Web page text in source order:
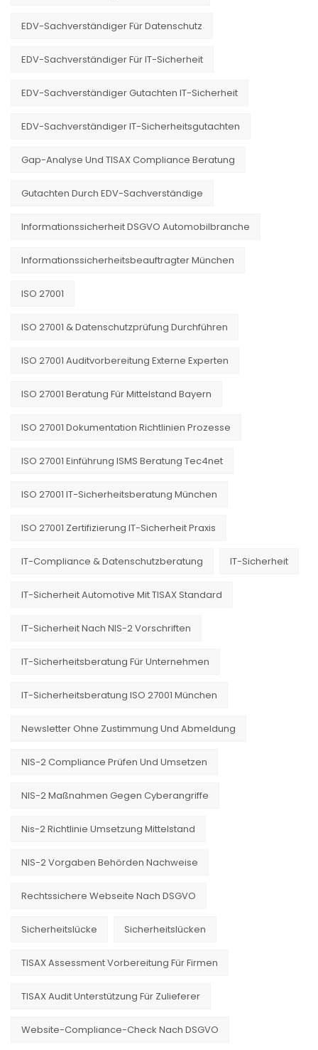
EDV-Sachverständiger Für Datenschutz
EDV-Sachverständiger Für IT-Sicherheit
EDV-Sachverständiger Gutachten IT-Sicherheit
EDV-Sachverständiger IT-Sicherheitsgutachten
Gap-Analyse Und TISAX Compliance Beratung
Gutachten Durch EDV-Sachverständige
Informationssicherheit DSGVO Automobilbranche
Informationssicherheitsbeauftragter München
ISO 27001
ISO 27001 & Datenschutzprüfung Durchführen
ISO 27001 Auditvorbereitung Externe Experten
ISO 27001 Beratung Für Mittelstand Bayern
ISO 27001 Dokumentation Richtlinien Prozesse
ISO 27001 Einführung ISMS Beratung Tec4net
ISO 27001 IT-Sicherheitsberatung München
ISO 27001 Zertifizierung IT-Sicherheit Praxis
IT-Compliance & Datenschutzberatung IT-Sicherheit
IT-Sicherheit Automotive Mit TISAX Standard
IT-Sicherheit Nach NIS-2 Vorschriften
IT-Sicherheitsberatung Für Unternehmen
IT-Sicherheitsberatung ISO 27001 München
Newsletter Ohne Zustimmung Und Abmeldung
NIS-2 Compliance Prüfen Und Umsetzen
NIS-2 Maßnahmen Gegen Cyberangriffe
Nis-2 Richtlinie Umsetzung Mittelstand
NIS-2 Vorgaben Behörden Nachweise
Rechtssichere Webseite Nach DSGVO
Sicherheitslücke Sicherheitslücken
TISAX Assessment Vorbereitung Für Firmen
TISAX Audit Unterstützung Für Zulieferer
Website-Compliance-Check Nach DSGVO